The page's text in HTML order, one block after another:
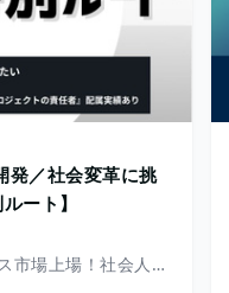
発／社会変革に挑
ート】
株式会社Schoo【2024.10グロース市場上場！社会人教育/地方創生/高等教育DX/新規事業多数】